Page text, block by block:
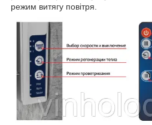
режим витягу повітря.